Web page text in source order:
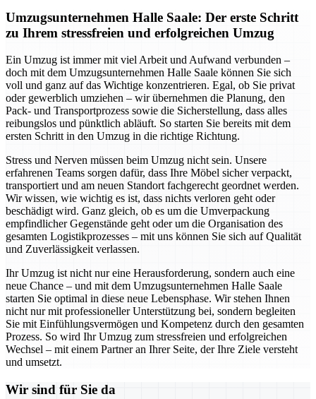
Umzugsunternehmen Halle Saale: Der erste Schritt
zu Ihrem stressfreien und erfolgreichen Umzug
Ein Umzug ist immer mit viel Arbeit und Aufwand verbunden –
doch mit dem Umzugsunternehmen Halle Saale können Sie sich
voll und ganz auf das Wichtige konzentrieren. Egal, ob Sie privat
oder gewerblich umziehen – wir übernehmen die Planung, den
Pack- und Transportprozess sowie die Sicherstellung, dass alles
reibungslos und pünktlich abläuft. So starten Sie bereits mit dem
ersten Schritt in den Umzug in die richtige Richtung.
Stress und Nerven müssen beim Umzug nicht sein. Unsere
erfahrenen Teams sorgen dafür, dass Ihre Möbel sicher verpackt,
transportiert und am neuen Standort fachgerecht geordnet werden.
Wir wissen, wie wichtig es ist, dass nichts verloren geht oder
beschädigt wird. Ganz gleich, ob es um die Umverpackung
empfindlicher Gegenstände geht oder um die Organisation des
gesamten Logistikprozesses – mit uns können Sie sich auf Qualität
und Zuverlässigkeit verlassen.
Ihr Umzug ist nicht nur eine Herausforderung, sondern auch eine
neue Chance – und mit dem Umzugsunternehmen Halle Saale
starten Sie optimal in diese neue Lebensphase. Wir stehen Ihnen
nicht nur mit professioneller Unterstützung bei, sondern begleiten
Sie mit Einfühlungsvermögen und Kompetenz durch den gesamten
Prozess. So wird Ihr Umzug zum stressfreien und erfolgreichen
Wechsel – mit einem Partner an Ihrer Seite, der Ihre Ziele versteht
und umsetzt.
Wir sind für Sie da